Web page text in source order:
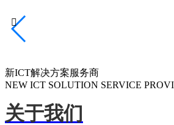
新ICT解决方案服务商
NEW ICT SOLUTION SERVICE

关于我们